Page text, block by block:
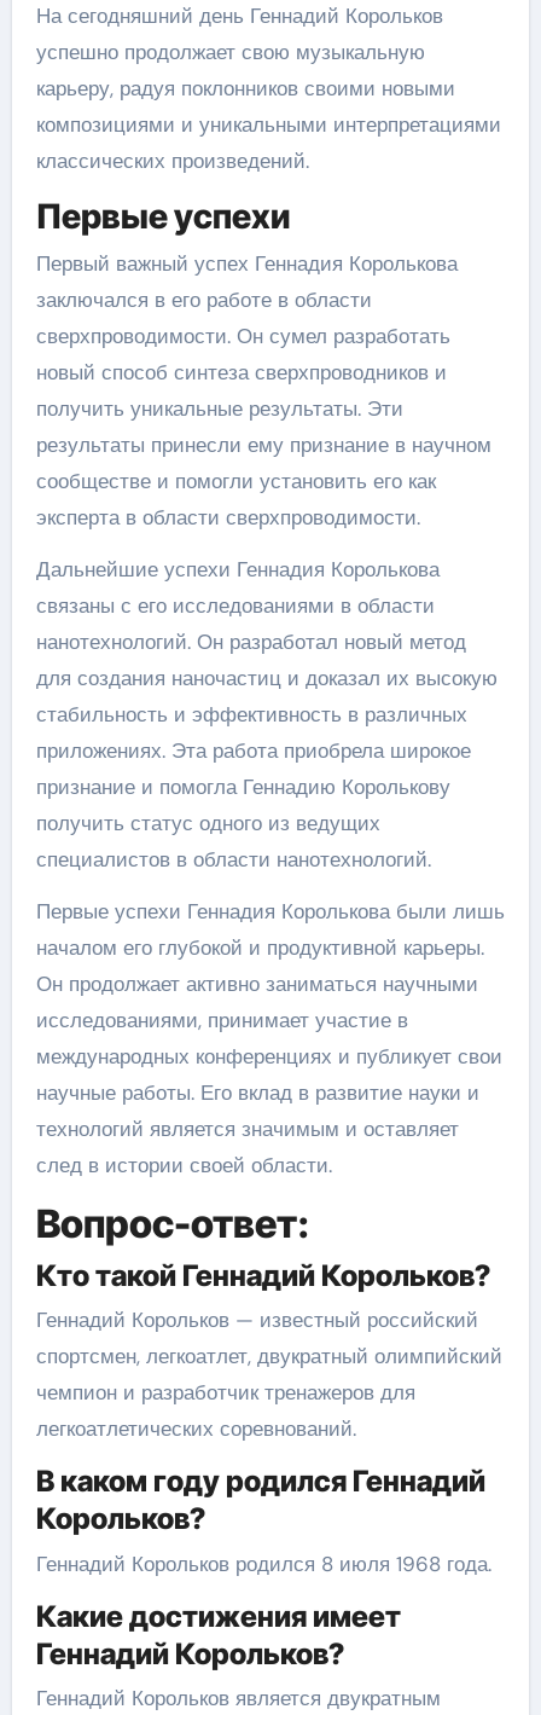
На сегодняшний день Геннадий Корольков
успешно продолжает свою музыкальную
карьеру, радуя поклонников своими новыми
композициями и уникальными интерпретациями
классических произведений.
Первые успехи
Первый важный успех Геннадия Королькова
заключался в его работе в области
сверхпроводимости. Он сумел разработать
новый способ синтеза сверхпроводников и
получить уникальные результаты. Эти
результаты принесли ему признание в научном
сообществе и помогли установить его как
эксперта в области сверхпроводимости.
Дальнейшие успехи Геннадия Королькова
связаны с его исследованиями в области
нанотехнологий. Он разработал новый метод
для создания наночастиц и доказал их высокую
стабильность и эффективность в различных
приложениях. Эта работа приобрела широкое
признание и помогла Геннадию Королькову
получить статус одного из ведущих
специалистов в области нанотехнологий.
Первые успехи Геннадия Королькова были лишь
началом его глубокой и продуктивной карьеры.
Он продолжает активно заниматься научными
исследованиями, принимает участие в
международных конференциях и публикует свои
научные работы. Его вклад в развитие науки и
технологий является значимым и оставляет
след в истории своей области.
Вопрос-ответ:
Кто такой Геннадий Корольков?
Геннадий Корольков — известный российский
спортсмен, легкоатлет, двукратный олимпийский
чемпион и разработчик тренажеров для
легкоатлетических соревнований.
В каком году родился Геннадий
Корольков?
Геннадий Корольков родился 8 июля 1968 года.
Какие достижения имеет
Геннадий Корольков?
Геннадий Корольков является двукратным